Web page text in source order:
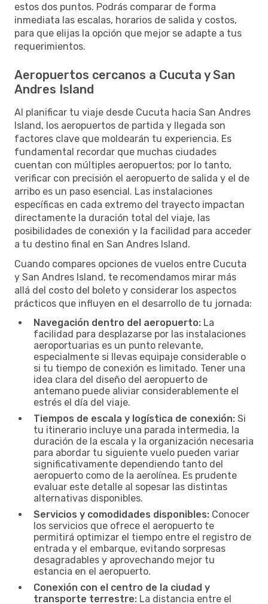
estos dos puntos. Podrás comparar de forma
inmediata las escalas, horarios de salida y costos,
para que elijas la opción que mejor se adapte a tus
requerimientos.
Aeropuertos cercanos a Cucuta y San
Andres Island
Al planificar tu viaje desde Cucuta hacia San Andres
Island, los aeropuertos de partida y llegada son
factores clave que moldearán tu experiencia. Es
fundamental recordar que muchas ciudades
cuentan con múltiples aeropuertos; por lo tanto,
verificar con precisión el aeropuerto de salida y el de
arribo es un paso esencial. Las instalaciones
específicas en cada extremo del trayecto impactan
directamente la duración total del viaje, las
posibilidades de conexión y la facilidad para acceder
a tu destino final en San Andres Island.
Cuando compares opciones de vuelos entre Cucuta
y San Andres Island, te recomendamos mirar más
allá del costo del boleto y considerar los aspectos
prácticos que influyen en el desarrollo de tu jornada:
Navegación dentro del aeropuerto: La
facilidad para desplazarse por las instalaciones
aeroportuarias es un punto relevante,
especialmente si llevas equipaje considerable o
si tu tiempo de conexión es limitado. Tener una
idea clara del diseño del aeropuerto de
antemano puede aliviar considerablemente el
estrés el día del viaje.
Tiempos de escala y logística de conexión: Si
tu itinerario incluye una parada intermedia, la
duración de la escala y la organización necesaria
para abordar tu siguiente vuelo pueden variar
significativamente dependiendo tanto del
aeropuerto como de la aerolínea. Es prudente
evaluar este detalle al sopesar las distintas
alternativas disponibles.
Servicios y comodidades disponibles: Conocer
los servicios que ofrece el aeropuerto te
permitirá optimizar el tiempo entre el registro de
entrada y el embarque, evitando sorpresas
desagradables y aprovechando mejor tu
estancia en el aeropuerto.
Conexión con el centro de la ciudad y
transporte terrestre: La distancia entre el